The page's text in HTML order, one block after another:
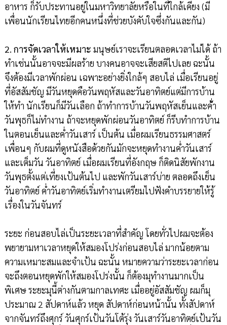
อาหาร ก็รับประทานอยู่ในมหาวิทยาลัยหรือในที่ใกล้เคียง (มี
เพื่อนนักเรียนไทยอีกคนหนึ่งที่ช่วยบังคับใจซึ่งกันและกัน)
2. การจัดเวลาให้เหมาะ มนุษย์เราจะเรียนตลอดเวลาไม่ได้ ถ้า
ทำเช่นนั้นอาจจะมีผลร้าย บางคนอาจจะเสียสติไปเลย ฉะนั้น
จึงต้องมีเวลาพักผ่อน เฉพาะอย่างยิ่งใกล้ๆ สอบไล่ เมื่อเรียนอยู่
ที่อัสสัมชัญ มีวันหยุดคือวันพฤหัสและวันอาทิตย์แต่มีการบ้าน
ให้ทำ นักเรียนก็มีวันเลือก ถ้าทำการบ้านวันพฤหัสเย็นและค่้ำ
วันพุธก็ไม่ทำงาน ถ้าจะหยุดพักผ่อนวันอาทิตย์ ก็รีบทำการบ้าน
ในตอนเย็นและค่ำวันเสาร์ เป็นต้น เมื่อผมเรียนธรรมศาสตร์
เพื่อนๆ กับผมที่ดูหนังสือด้วยกันมักจะหยุดทำงานค่ำวันเสาร์
และเต็มวัน วันอาทิตย์ เมื่อผมเรียนที่อังกฤษ ก็ติดนิสัยพักงาน
วันพุธตั้งแต่เที่ยงเป้นต้นไป และพักวันเสาร์บ่าย ตลอดถึงเย็น
วันอาทิตย์ ค่ำวันอาทิตย์เริ่มทำงานเตรียมไปฟังคำบรรยายให้รู้
เรื่องในวันจันทร์
ระยะ ก่อนสอบไล่เป็นระยะเวลาที่สำคัญ โดยทั่วไปผมจะต้อง
พยายามหาเวลาหยุดให้สมองโปร่งก่อนสอบไล่ มากน้อยตาม
ความเหมาะสมและจำเป้น ฉะนั้น หมายความว่าระยะเวลาก่อน
จะถึงตอนหยุดพักให้สมองโปร่งนั้น ก็ต้องมุทำงานมากเป็น
พิเศษ ระยะมุนี้ต่างกันตามกาลเทศะ เมื่ออยู่อัสสัมชัญ ผมก็มุ
ประมาณ 2 สัปดาห์แล้ว หยุด สัปดาห์ก่อนหน้านั้น ทั้งสัปดาห์
จากจันทร์ถึงศุกร์ วันศุกร์เป้นวันโต้รุ่ง วันเสาร์วันอาทิตย์เป้นวัน